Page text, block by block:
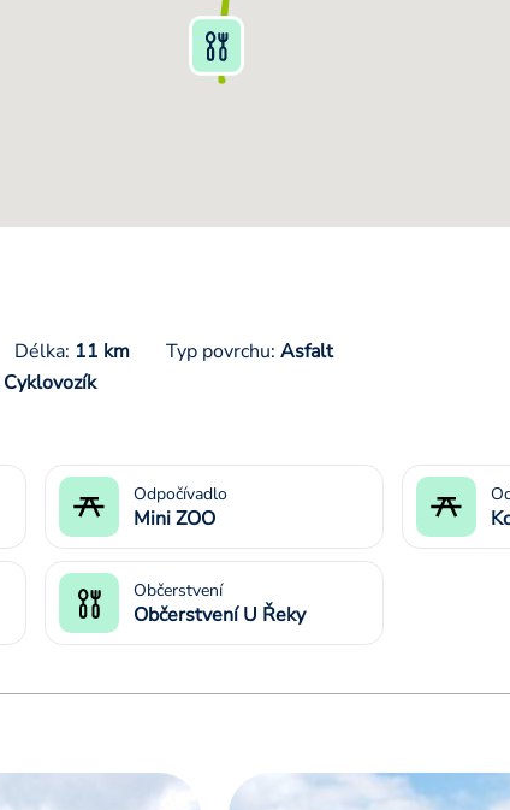
Délka: 11 km Typ povrchu: Asfalt
Cyklovozík
Odpočívadlo
Mini ZOO
Občerstvení
Občerstvení U Řeky